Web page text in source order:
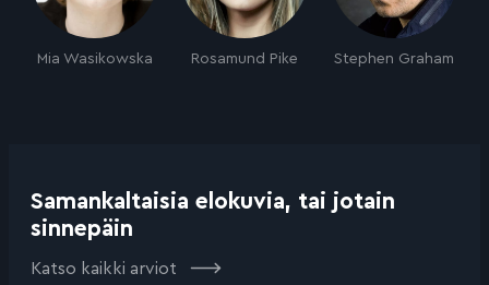
Mia Wasikowska Rosamund Pike Stephen Graham
Samankaltaisia elokuvia, tai jotain
sinnepäin
Katso kaikki arviot